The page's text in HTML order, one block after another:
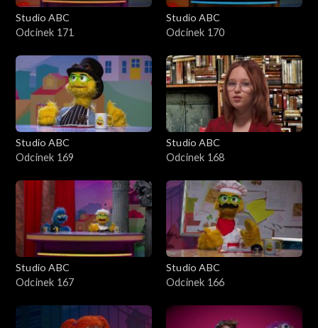
Studio ABC
Odcinek 171
Studio ABC
Odcinek 170
Studio ABC
Odcinek 169
Studio ABC
Odcinek 168
Studio ABC
Odcinek 167
Studio ABC
Odcinek 166